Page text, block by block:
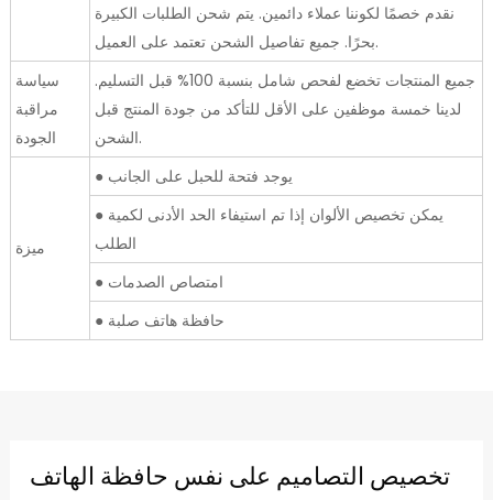
نقدم خصمًا لكوننا عملاء دائمين. يتم شحن الطلبات الكبيرة
بحرًا. جميع تفاصيل الشحن تعتمد على العميل.
سياسة
مراقبة
الجودة
جميع المنتجات تخضع لفحص شامل بنسبة 100% قبل التسليم.
لدينا خمسة موظفين على الأقل للتأكد من جودة المنتج قبل
الشحن.
ميزة
● يوجد فتحة للحبل على الجانب
● يمكن تخصيص الألوان إذا تم استيفاء الحد الأدنى لكمية
الطلب
● امتصاص الصدمات
● حافظة هاتف صلبة
تخصيص التصاميم على نفس حافظة الهاتف